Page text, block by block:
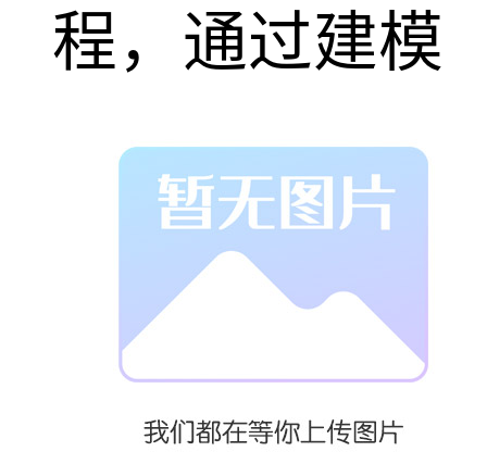
程，通过建模
与仿真，分析
现有流程的瓶
颈与缺陷。基
于仿真结果，